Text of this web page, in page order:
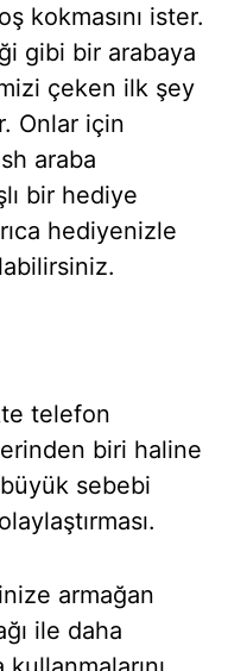
kokmasını ister.
gibi bir arabaya
çeken ilk şey
Onlar için
araba
bir hediye
hediyenizle
telefon
biri haline
sebebi
armağan
ile daha